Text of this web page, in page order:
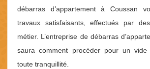
débarras d’appartement à Coussan
travaux satisfaisants, effectués par
métier. L’entreprise de débarras
saura comment procéder pour un vide
toute tranquillité.